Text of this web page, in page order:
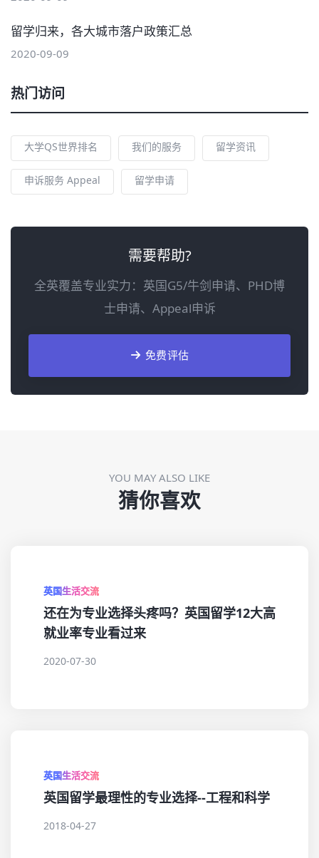
留学归来，各大城市落户政策汇总
2020-09-09
热门访问
大学QS世界排名 我们的服务 留学资讯
申诉服务 Appeal 留学申请
需要帮助?
全英覆盖专业实力：英国G5/牛剑申请、PHD博
士申请、Appeal申诉
免费评估
YOU MAY ALSO LIKE
猜你喜欢
英国生活交流
还在为专业选择头疼吗？英国留学12大高
就业率专业看过来
2020-07-30
英国生活交流
英国留学最理性的专业选择--工程和科学
2018-04-27